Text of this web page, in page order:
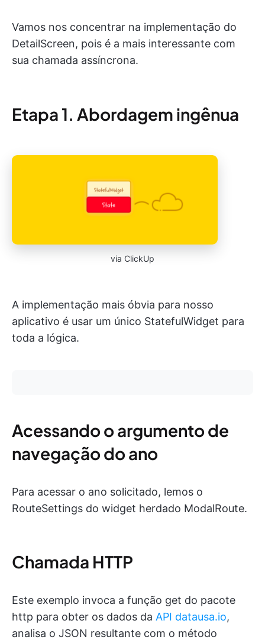
Vamos nos concentrar na implementação do
DetailScreen, pois é a mais interessante com
sua chamada assíncrona.
Etapa 1. Abordagem ingênua
via ClickUp
A implementação mais óbvia para nosso
aplicativo é usar um único StatefulWidget para
toda a lógica.
Acessando o argumento de
navegação do ano
Para acessar o ano solicitado, lemos o
RouteSettings do widget herdado ModalRoute.
Chamada HTTP
Este exemplo invoca a função get do pacote
http para obter os dados da API datausa.io,
analisa o JSON resultante com o método